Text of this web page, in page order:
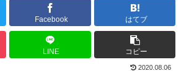
Facebook はてブ
LINE コピー
2020.08.06